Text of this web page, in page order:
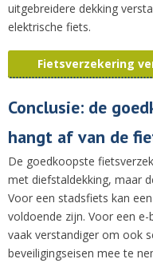
uitgebreidere dekking
elektrische fiets.
Fietsverzekering
Conclusie: de
hangt af van de
De goedkoopste
met diefstaldekking, maar
Voor een stadsfiets kan
voldoende zijn. Voor een
vaak verstandiger om ook
beveiligingseisen mee te